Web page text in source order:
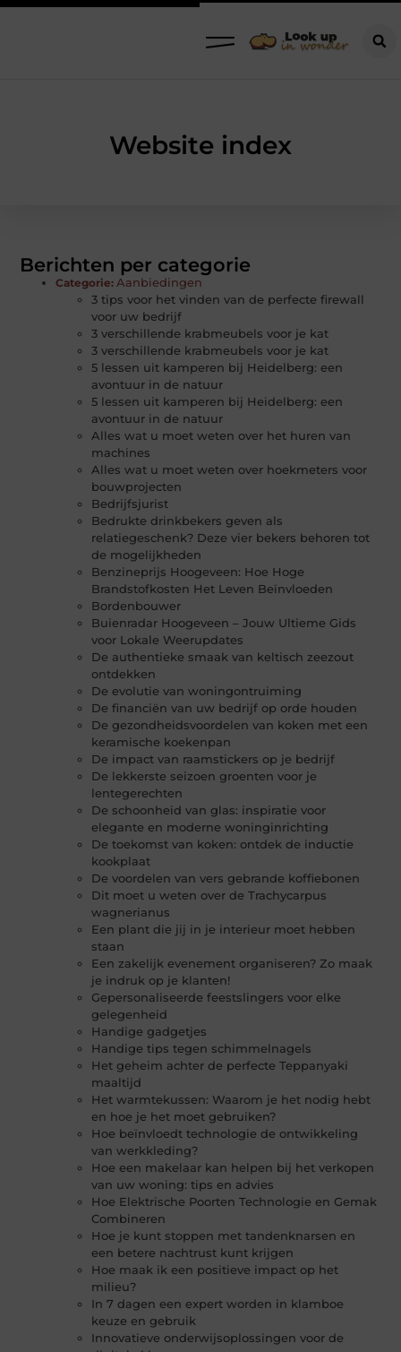
Website index
Berichten per categorie
Categorie: Aanbiedingen
3 tips voor het vinden van de perfecte firewall
voor uw bedrijf
3 verschillende krabmeubels voor je kat
3 verschillende krabmeubels voor je kat
5 lessen uit kamperen bij Heidelberg: een
avontuur in de natuur
5 lessen uit kamperen bij Heidelberg: een
avontuur in de natuur
Alles wat u moet weten over het huren van
machines
Alles wat u moet weten over hoekmeters voor
bouwprojecten
Bedrijfsjurist
Bedrukte drinkbekers geven als
relatiegeschenk? Deze vier bekers behoren tot
de mogelijkheden
Benzineprijs Hoogeveen: Hoe Hoge
Brandstofkosten Het Leven Beïnvloeden
Bordenbouwer
Buienradar Hoogeveen – Jouw Ultieme Gids
voor Lokale Weerupdates
De authentieke smaak van keltisch zeezout
ontdekken
De evolutie van woningontruiming
De financiën van uw bedrijf op orde houden
De gezondheidsvoordelen van koken met een
keramische koekenpan
De impact van raamstickers op je bedrijf
De lekkerste seizoen groenten voor je
lentegerechten
De schoonheid van glas: inspiratie voor
elegante en moderne woninginrichting
De toekomst van koken: ontdek de inductie
kookplaat
De voordelen van vers gebrande koffiebonen
Dit moet u weten over de Trachycarpus
wagnerianus
Een plant die jij in je interieur moet hebben
staan
Een zakelijk evenement organiseren? Zo maak
je indruk op je klanten!
Gepersonaliseerde feestslingers voor elke
gelegenheid
Handige gadgetjes
Handige tips tegen schimmelnagels
Het geheim achter de perfecte Teppanyaki
maaltijd
Het warmtekussen: Waarom je het nodig hebt
en hoe je het moet gebruiken?
Hoe beïnvloedt technologie de ontwikkeling
van werkkleding?
Hoe een makelaar kan helpen bij het verkopen
van uw woning: tips en advies
Hoe Elektrische Poorten Technologie en Gemak
Combineren
Hoe je kunt stoppen met tandenknarsen en
een betere nachtrust kunt krijgen
Hoe maak ik een positieve impact op het
milieu?
In 7 dagen een expert worden in klamboe
keuze en gebruik
Innovatieve onderwijsoplossingen voor de